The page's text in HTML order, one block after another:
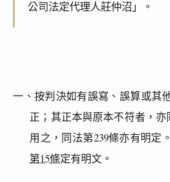
公司法定代理人莊仲沼」。
一、按判決如有誤寫、誤算或其
正；其正本與原本不符者，亦
用之，同法第239條亦有明定
第15條定有明文。